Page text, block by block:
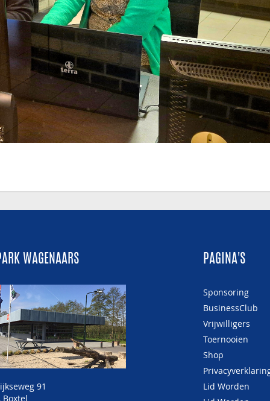
WAGENAARS
91
Boxtel
PAGINA'S
Sponsoring
BusinessClub
Vrijwilligers
Toernooien
Shop
Lid Worden